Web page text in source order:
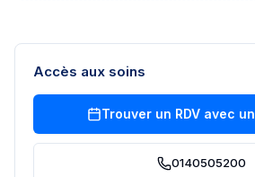
Accès aux soins
Trouver un RDV avec un
0140505200